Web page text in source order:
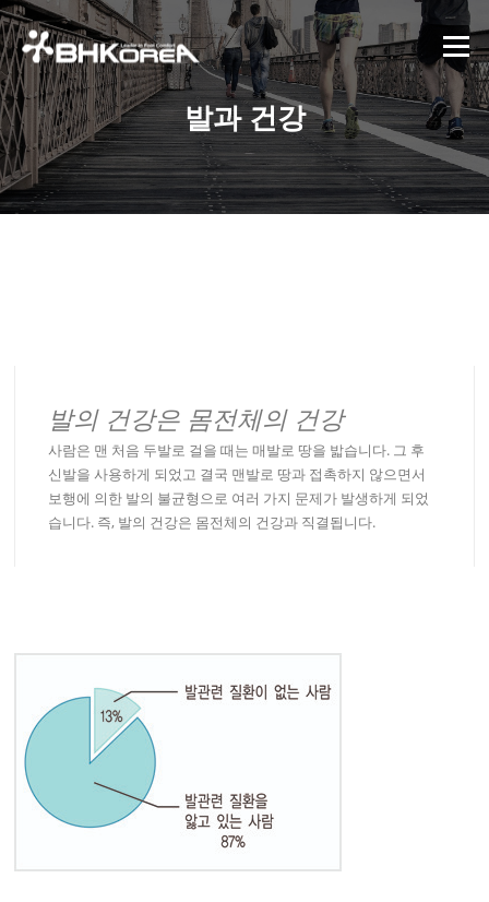
콘텐츠로 바로가기
메뉴
발과 건강
발의 건강은 몸전체의 건강
사람은 맨 처음 두발로 걸을 때는 매발로 땅을 밟습니다. 그 후
신발을 사용하게 되었고 결국 맨발로 땅과 접촉하지 않으면서
보행에 의한 발의 불균형으로 여러 가지 문제가 발생하게 되었
습니다. 즉, 발의 건강은 몸전체의 건강과 직결됩니다.